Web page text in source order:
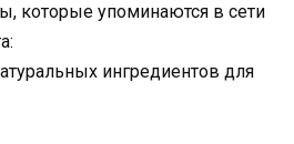
которые упоминаются в сети
ингредиентов для